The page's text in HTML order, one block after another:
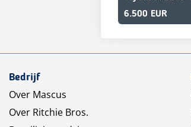
6.500 EUR
Bedrijf
Over Mascus
Over Ritchie Bros.